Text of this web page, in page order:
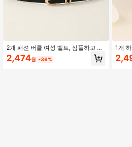
2개 패션 버클 여성 벨트, 심플하고 버
서타일 PU 가죽 허리 벨트, 드레스, 캐
주얼 청바지 및 바지용
2,474원 -36%
1개
멀리
사무